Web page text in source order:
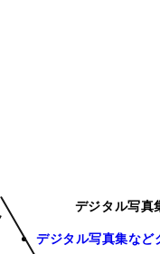
デジタル写真
デジタル写真集など